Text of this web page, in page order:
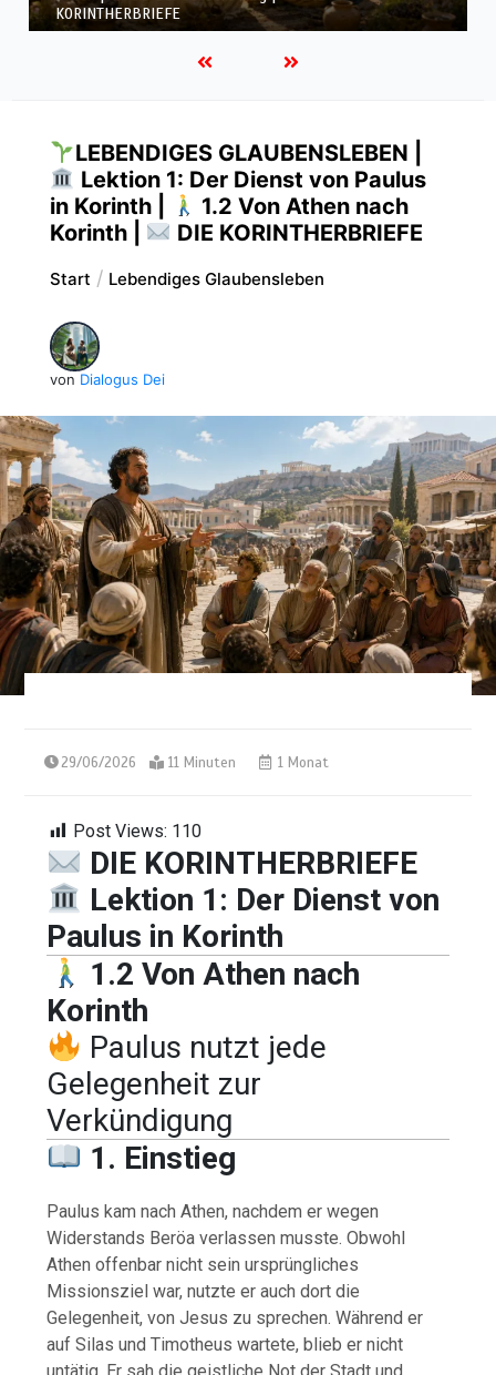
KORINTHERBRIEFE
LEBENDIGES GLAUBENSLEBEN |
Lektion 1: Der Dienst von Paulus
in Korinth |
1.2 Von Athen nach
Korinth |
DIE KORINTHERBRIEFE
Start Lebendiges Glaubensleben
von Dialogus Dei
29/06/2026 11 Minuten 1 Monat
Post Views: 110
DIE KORINTHERBRIEFE
Lektion 1: Der Dienst von
Paulus in Korinth
1.2 Von Athen nach
Korinth
Paulus nutzt jede
Gelegenheit zur
Verkündigung
1. Einstieg
Paulus kam nach Athen, nachdem er wegen
Widerstands Beröa verlassen musste. Obwohl
Athen offenbar nicht sein ursprüngliches
Missionsziel war, nutzte er auch dort die
Gelegenheit, von Jesus zu sprechen. Während er
auf Silas und Timotheus wartete, blieb er nicht